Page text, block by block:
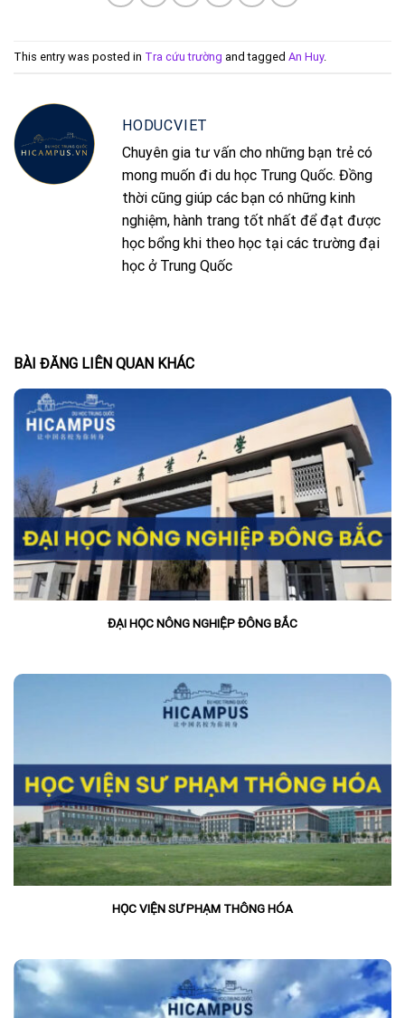
This entry was posted in Tra cứu trường and tagged An Huy.
HODUCVIET
Chuyên gia tư vấn cho những bạn trẻ có
mong muốn đi du học Trung Quốc. Đồng
thời cũng giúp các bạn có những kinh
nghiệm, hành trang tốt nhất để đạt được
học bổng khi theo học tại các trường đại
học ở Trung Quốc
BÀI ĐĂNG LIÊN QUAN KHÁC
ĐẠI HỌC NÔNG NGHIỆP ĐÔNG BẮC
HỌC VIỆN SƯ PHẠM THÔNG HÓA